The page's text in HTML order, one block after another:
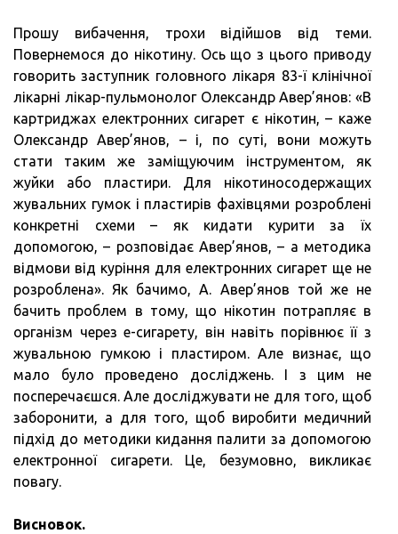
Прошу вибачення, трохи відійшов від теми.
Повернемося до нікотину. Ось що з цього приводу
говорить заступник головного лікаря 83-ї клінічної
лікарні лікар-пульмонолог Олександр Авер’янов: «В
картриджах електронних сигарет є нікотин, – каже
Олександр Авер’янов, – і, по суті, вони можуть
стати таким же заміщуючим інструментом, як
жуйки або пластири. Для нікотиносодержащих
жувальних гумок і пластирів фахівцями розроблені
конкретні схеми – як кидати курити за їх
допомогою, – розповідає Авер’янов, – а методика
відмови від куріння для електронних сигарет ще не
розроблена». Як бачимо, А. Авер’янов той же не
бачить проблем в тому, що нікотин потрапляє в
організм через е-сигарету, він навіть порівнює її з
жувальною гумкою і пластиром. Але визнає, що
мало було проведено досліджень. І з цим не
посперечаєшся. Але досліджувати не для того, щоб
заборонити, а для того, щоб виробити медичний
підхід до методики кидання палити за допомогою
електронної сигарети. Це, безумовно, викликає
повагу.
Висновок.